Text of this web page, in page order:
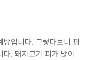
입니다. 그렇다보니 평
. 돼지고기 피가 많이